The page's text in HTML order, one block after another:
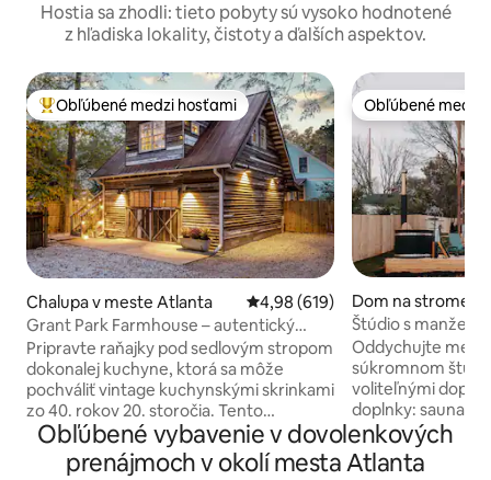
Hostia sa zhodli: tieto pobyty sú vysoko hodnotené
z hľadiska lokality, čistoty a ďalších aspektov.
Najobľúbenejšie medzi hosťami
Obľúbené medzi hosťami
Chalupa v meste Atlanta Priemerné ohodnotenie 4,98 z
4,98 (619)
Grant Park Farmhouse – autentický
južanský šarm
Pripravte raňajky pod sedlovým stropom
dokonalej kuchyne, ktorá sa môže
pochváliť vintage kuchynskými skrinkami
zo 40. rokov 20. storočia. Tento
nádherný domov, kombinujúci bielu
drevenú loď, dubovú podlahu z tvrdého
dreva a prašanovo modrých akcentov, je
Obľúbené medzi
Obľúbené medzi
Dom na strome v
ondale Estates
Štúdio s
voliteľnou
Oddychujte
súkromnom
voliteľnými doplnkami. ➕
doplnky: sauna,
studená kúpeľňa
Veľká manželská
sedadlá ideálne
Obľúbené vybavenie v dovolenkových
prenájmoch v okolí mesta Atlanta